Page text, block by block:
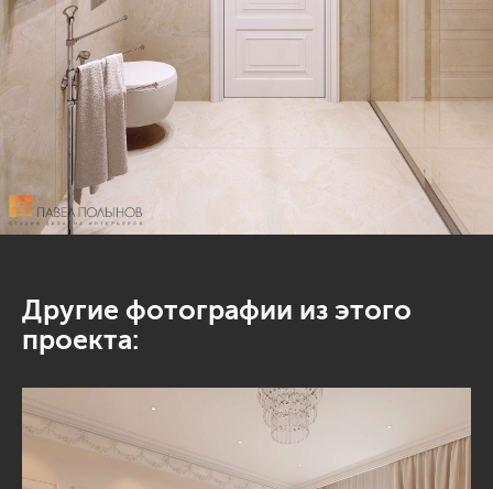
Другие фотографии из этого
проекта: